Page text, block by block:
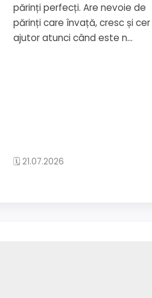
părinți perfecți. Are nevoie de
părinți care învață, cresc și cer
ajutor atunci când este n...
🗓 21.07.2026